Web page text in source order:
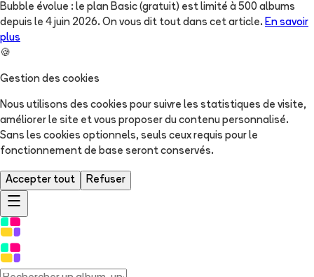
Bubble évolue : le plan Basic (gratuit) est limité à 500 albums
depuis le 4 juin 2026. On vous dit tout dans cet article. En savoir
plus
🍪
Gestion des cookies
Nous utilisons des cookies pour suivre les statistiques de visite,
améliorer le site et vous proposer du contenu personnalisé.
Sans les cookies optionnels, seuls ceux requis pour le
fonctionnement de base seront conservés.
Accepter tout Refuser